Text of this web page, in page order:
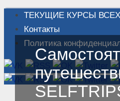
ТЕКУЩИЕ КУРСЫ
Контакты
Политика